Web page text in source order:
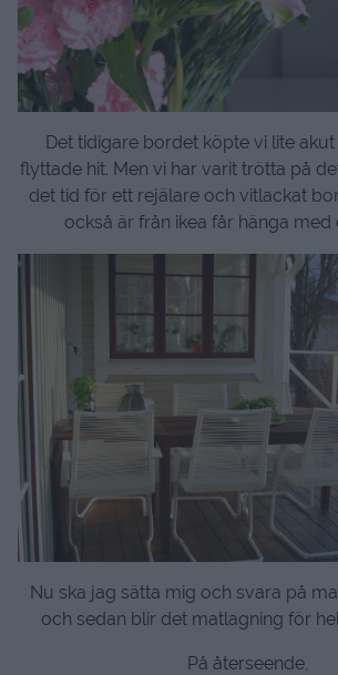
Det tidigare bordet köpte vi lite akut
flyttade hit. Men vi har varit trötta på
det tid för ett rejälare och vitlackat
också är från ikea får hänga med
Nu ska jag sätta mig och svara på
och sedan blir det matlagning för
På återseende,